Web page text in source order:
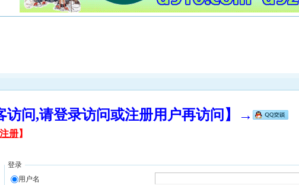
访问,请登录访问或注册用户再访问】→
册】
登录
用户名